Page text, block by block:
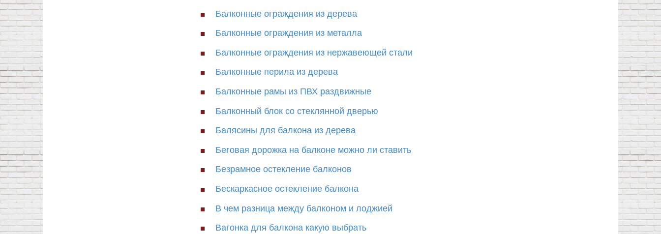
Балконные ограждения из дерева
Балконные ограждения из металла
Балконные ограждения из нержавеющей стали
Балконные перила из дерева
Балконные рамы из ПВХ раздвижные
Балконный блок со стеклянной дверью
Балясины для балкона из дерева
Беговая дорожка на балконе можно ли ставить
Безрамное остекление балконов
Бескаркасное остекление балкона
В чем разница между балконом и лоджией
Вагонка для балкона какую выбрать